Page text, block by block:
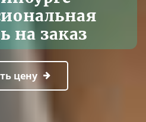
на заказ
цену